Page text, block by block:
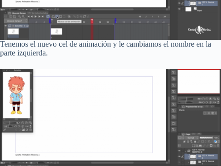
Tenemos el nuevo cel de animación y le cambiamos el nombre en la
parte izquierda.